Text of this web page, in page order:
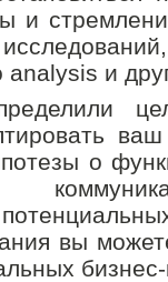
и
analysis и
о
вы
бизнес-